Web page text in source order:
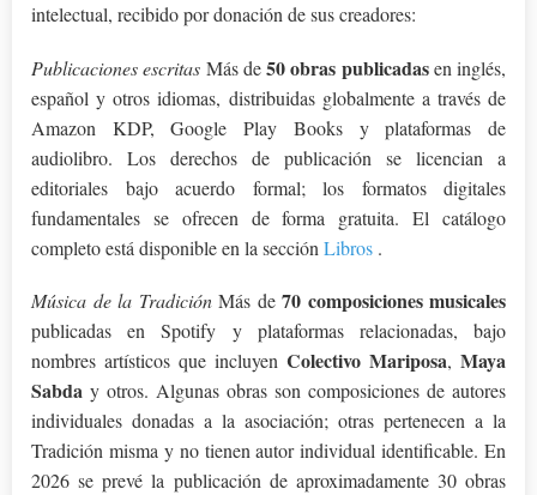
intelectual, recibido por donación de sus creadores:
Publicaciones escritas Más de50 obras publicadasen inglés,
español y otros idiomas, distribuidas globalmente a través de
Amazon KDP, Google Play Books y plataformas de
audiolibro. Los derechos de publicación se licencian a
editoriales bajo acuerdo formal; los formatos digitales
fundamentales se ofrecen de forma gratuita. El catálogo
completo está disponible en la sección Libros .
Música de la TradiciónMás de 70 composiciones musicales
publicadas en Spotify y plataformas relacionadas, bajo
nombres artísticos que incluyen Colectivo Mariposa, Maya
Sabda y otros. Algunas obras son composiciones de autores
individuales donadas a la asociación; otras pertenecen a la
Tradición misma y no tienen autor individual identificable. En
2026 se prevé la publicación de aproximadamente 30 obras